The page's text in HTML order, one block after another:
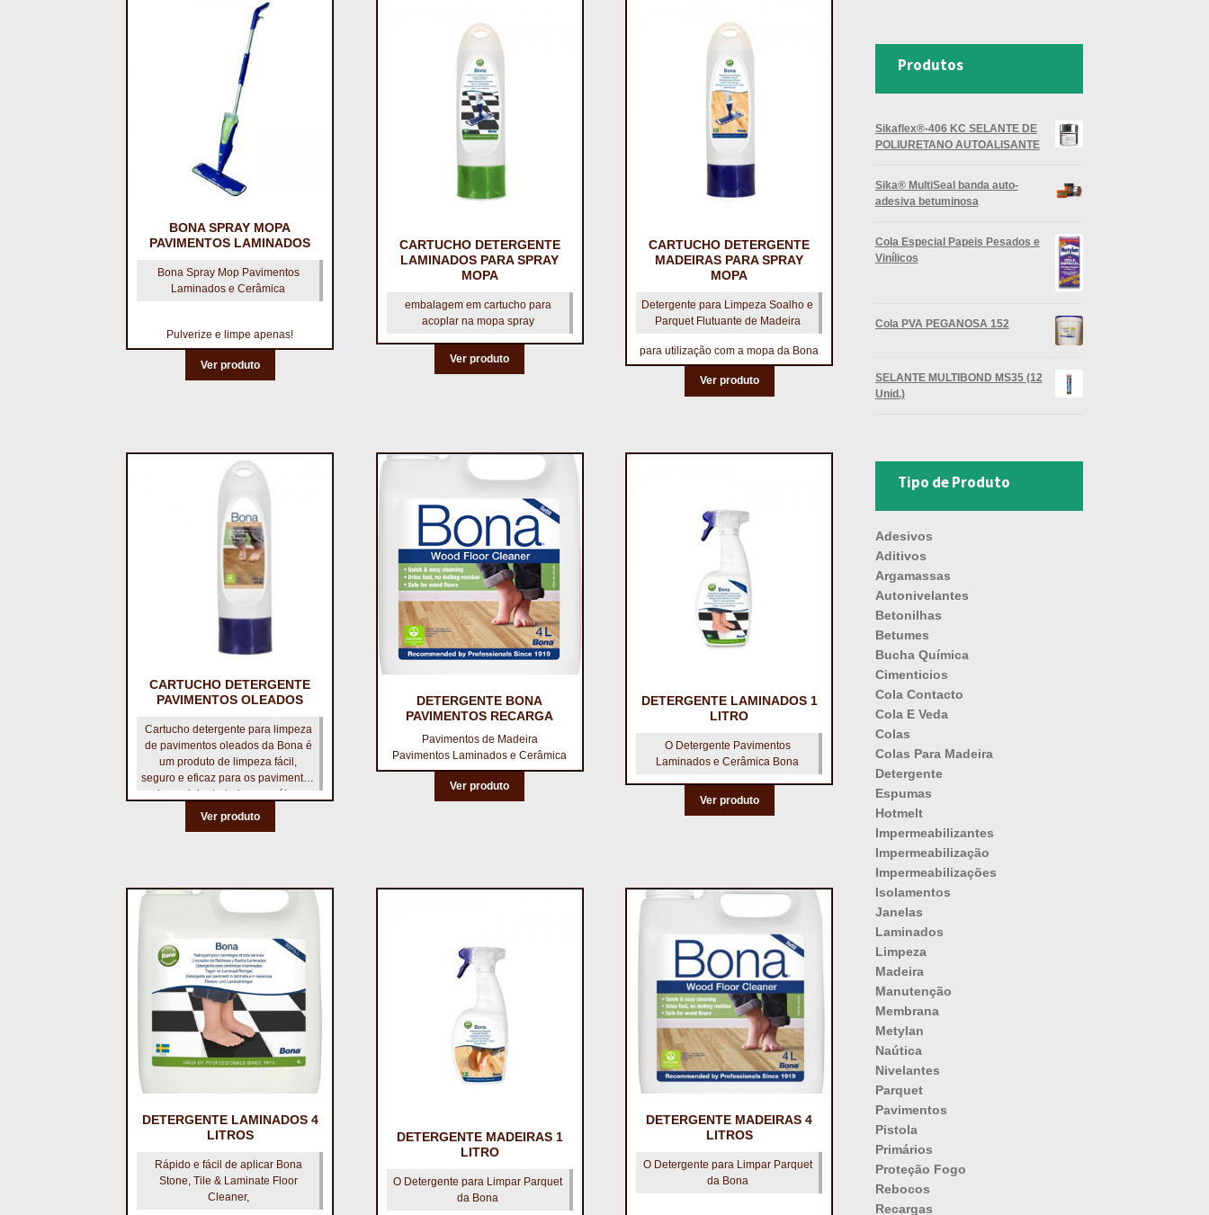
BONA SPRAY MOPA
PAVIMENTOS LAMINADOS
Bona Spray Mop Pavimentos
Laminados e Cerâmica
Pulverize e limpe apenas!
Ver produto
CARTUCHO DETERGENTE
LAMINADOS PARA SPRAY
MOPA
embalagem em cartucho para
acoplar na mopa spray
Ver produto
CARTUCHO DETERGENTE
MADEIRAS PARA SPRAY
MOPA
Detergente para Limpeza Soalho e
Parquet Flutuante de Madeira
para utilização com a mopa da Bona
Ver produto
CARTUCHO DETERGENTE
PAVIMENTOS OLEADOS
Cartucho detergente para limpeza
de pavimentos oleados da Bona é
um produto de limpeza fácil,
seguro e eficaz para os pavimentos
de madeira tratados com óleo.
Ver produto
DETERGENTE BONA
PAVIMENTOS RECARGA
Pavimentos de Madeira
Pavimentos Laminados e Cerâmica
Ver produto
DETERGENTE LAMINADOS 1
LITRO
O Detergente Pavimentos
Laminados e Cerâmica Bona
Ver produto
DETERGENTE LAMINADOS 4
LITROS
Rápido e fácil de aplicar Bona
Stone, Tile & Laminate Floor
Cleaner,
DETERGENTE MADEIRAS 1
LITRO
O Detergente para Limpar Parquet
da Bona
DETERGENTE MADEIRAS 4
LITROS
O Detergente para Limpar Parquet
da Bona
Produtos
Sikaflex®-406 KC SELANTE DE
POLIURETANO AUTOALISANTE
Sika® MultiSeal banda auto-
adesiva betuminosa
Cola Especial Papeis Pesados e
Vinílicos
Cola PVA PEGANOSA 152
SELANTE MULTIBOND MS35 (12
Unid.)
Tipo de Produto
Adesivos
Aditivos
Argamassas
Autonivelantes
Betonilhas
Betumes
Bucha Química
Cimenticios
Cola Contacto
Cola E Veda
Colas
Colas Para Madeira
Detergente
Espumas
Hotmelt
Impermeabilizantes
Impermeabilização
Impermeabilizações
Isolamentos
Janelas
Laminados
Limpeza
Madeira
Manutenção
Membrana
Metylan
Naútica
Nivelantes
Parquet
Pavimentos
Pistola
Primários
Proteção Fogo
Rebocos
Recargas